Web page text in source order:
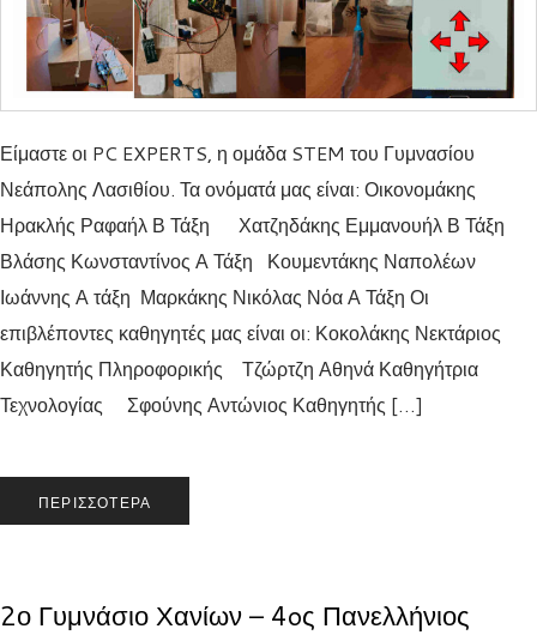
Είμαστε οι PC EXPERTS, η ομάδα STEM του Γυμνασίου
Νεάπολης Λασιθίου. Τα ονόματά μας είναι: Οικονομάκης
Ηρακλής Ραφαήλ Β Τάξη Χατζηδάκης Εμμανουήλ Β Τάξη
Βλάσης Κωνσταντίνος Α Τάξη Κουμεντάκης Ναπολέων
Ιωάννης Α τάξη Μαρκάκης Νικόλας Νόα Α Τάξη Οι
επιβλέποντες καθηγητές μας είναι οι: Κοκολάκης Νεκτάριος
Καθηγητής Πληροφορικής Τζώρτζη Αθηνά Καθηγήτρια
Τεχνολογίας Σφούνης Αντώνιος Καθηγητής […]
ΠΕΡΙΣΣΌΤΕΡΑ
2ο Γυμνάσιο Χανίων – 4oς Πανελλήνιος